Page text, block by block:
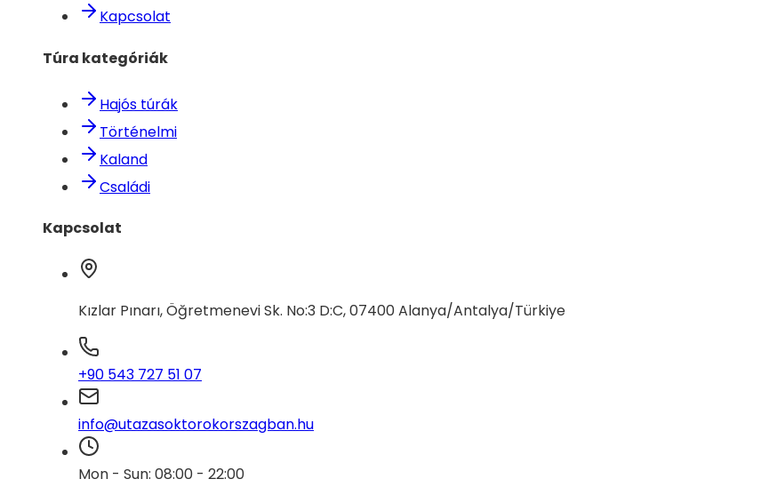
Kapcsolat
Túra kategóriák
Hajós túrák
Történelmi
Kaland
Családi
Kapcsolat
Kızlar Pınarı, Öğretmenevi Sk. No:3 D:C, 07400 Alanya/Antalya/Türkiye
+90 543 727 51 07
info@utazasoktorokorszagban.hu
Mon - Sun: 08:00 - 22:00